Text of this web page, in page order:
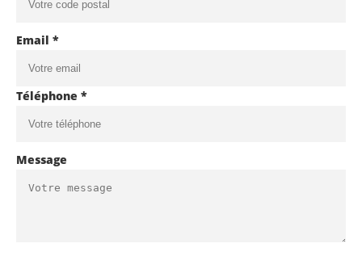
Email *
Téléphone *
Message